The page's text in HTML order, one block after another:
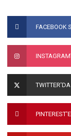
FACEBOOK